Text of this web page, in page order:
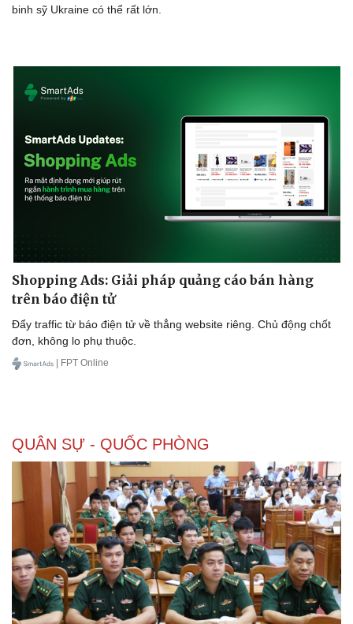
binh sỹ Ukraine có thể rất lớn.
Shopping Ads: Giải pháp quảng cáo bán hàng
trên báo điện tử
Đẩy traffic từ báo điện tử về thẳng website riêng. Chủ động chốt
đơn, không lo phụ thuộc.
| FPT Online
QUÂN SỰ - QUỐC PHÒNG